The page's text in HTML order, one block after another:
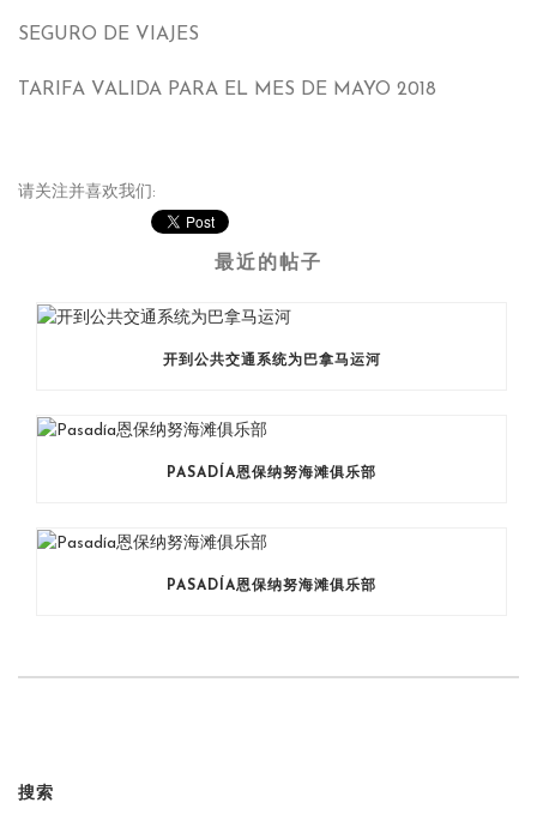
SEGURO DE VIAJES
TARIFA VALIDA PARA EL MES DE MAYO 2018
请关注并喜欢我们:
最近的帖子
开到公共交通系统为巴拿马运河
PASADÍA恩保纳努海滩俱乐部
PASADÍA恩保纳努海滩俱乐部
搜索